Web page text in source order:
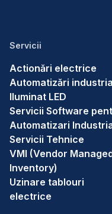
Servicii
Actionări electrice
Automatizări
Iluminat LED
Servicii Software
Automatizari
Servicii Tehnice
VMI (Vendor
Inventory)
Uzinare tablouri
electrice